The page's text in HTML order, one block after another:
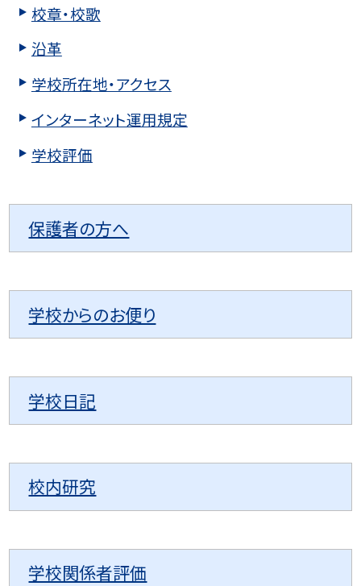
校章・校歌
沿革
学校所在地・アクセス
インターネット運用規定
学校評価
保護者の方へ
学校からのお便り
学校日記
校内研究
学校関係者評価